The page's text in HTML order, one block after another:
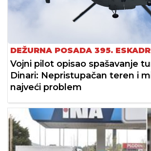
DEŽURNA POSADA 395.
Vojni pilot opisao spašavanje
Dinari: Nepristupačan teren i
najveći problem